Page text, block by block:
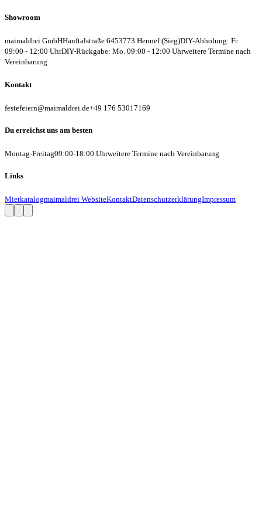
Showroom
maimaldrei GmbHHanftalstraße 6453773 Hennef (Sieg)DIY-Abholung: Fr.
09:00 - 12:00 UhrDIY-Rückgabe: Mo. 09:00 - 12:00 Uhrweitere Termine nach
Vereinbarung
Kontakt
festefeiern@maimaldrei.de+49 176 53017169
Du erreichst uns am besten
Montag-Freitag09:00-18:00 Uhrweitere Termine nach Vereinbarung
Links
Mietkatalogmaimaldrei WebsiteKontaktDatenschutzerklärungImpressum